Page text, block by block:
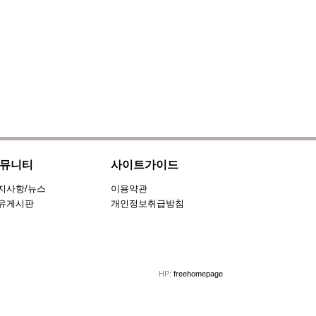
니티
사항/뉴스
게시판
사이트가이드
이용약관
개인정보취급방침
HP: freehomepage